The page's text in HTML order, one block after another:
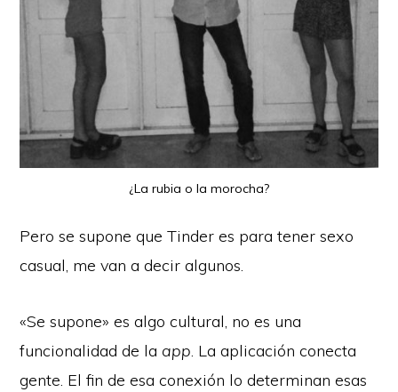
¿La rubia o la morocha?
Pero se supone que Tinder es para tener sexo
casual, me van a decir algunos.
«Se supone» es algo cultural, no es una
funcionalidad de la app. La aplicación conecta
gente. El fin de esa conexión lo determinan esas